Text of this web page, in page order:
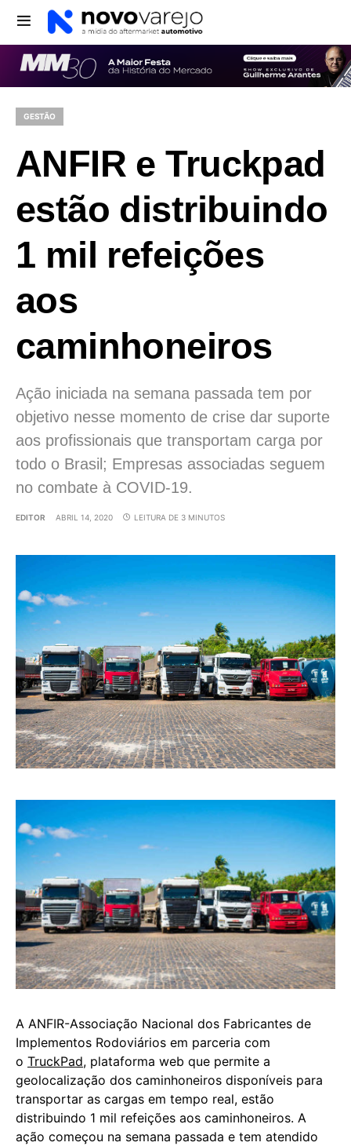
GESTÃO
ANFIR e Truckpad
estão distribuindo
1 mil refeições
aos
caminhoneiros
Ação iniciada na semana passada tem por
objetivo nesse momento de crise dar suporte
aos profissionais que transportam carga por
todo o Brasil; Empresas associadas seguem
no combate à COVID-19.
EDITOR ABRIL 14, 2020 LEITURA DE 3 MINUTOS
A ANFIR-Associação Nacional dos Fabricantes de
Implementos Rodoviários em parceria com
o TruckPad, plataforma web que permite a
geolocalização dos caminhoneiros disponíveis para
transportar as cargas em tempo real, estão
distribuindo 1 mil refeições aos caminhoneiros. A
ação começou na semana passada e tem atendido